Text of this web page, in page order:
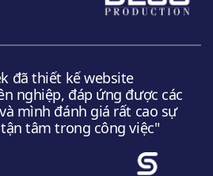
đã thiết kế website
nghiệp, đáp ứng được các
mình đánh giá rất cao sự
tâm trong công việc"